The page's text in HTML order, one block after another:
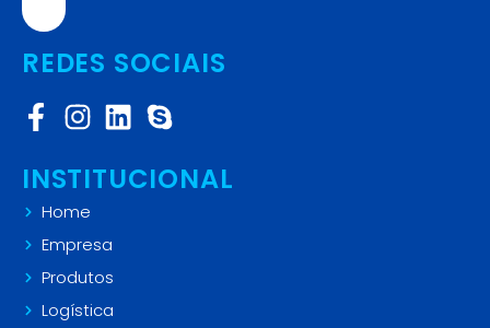
REDES SOCIAIS
INSTITUCIONAL
Home
Empresa
Produtos
Logística